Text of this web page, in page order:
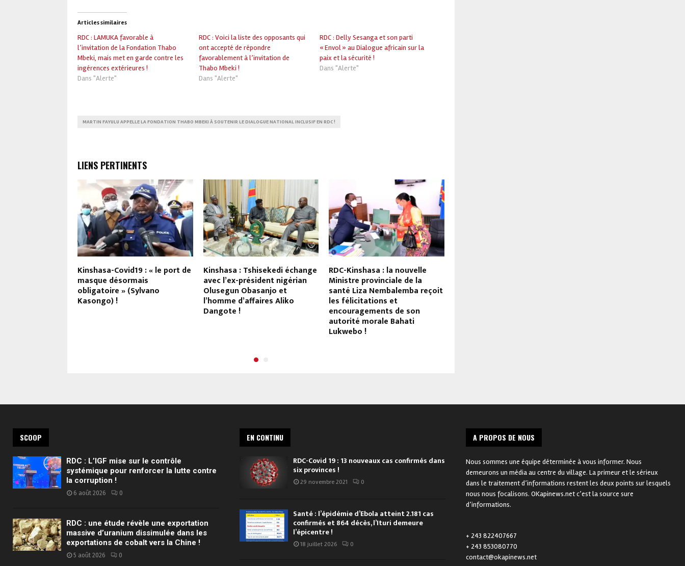
Articles similaires
RDC : LAMUKA favorable à
l’invitation de la Fondation Thabo
Mbeki, mais met en garde contre les
ingérences extérieures !
Dans "Alerte"
RDC : Voici la liste des opposants qui
ont accepté de répondre
favorablement à l’invitation de
Thabo Mbeki !
Dans "Alerte"
RDC : Delly Sesanga et son parti
« Envol » au Dialogue africain sur la
paix et la sécurité !
Dans "Alerte"
MARTIN FAYULU APPELLE LA FONDATION THABO MBEKI À SOUTENIR LE DIALOGUE NATIONAL INCLUSIF EN RDC !
LIENS PERTINENTS
Kinshasa-Covid19 : « le port de
masque désormais
obligatoire » (Sylvano
Kasongo) !
Kinshasa : Tshisekedi échange
avec l’ex-président nigérian
Olusegun Obasanjo et
l’homme d’affaires Aliko
Dangote !
RDC-Kinshasa : la nouvelle
Ministre provinciale de la
santé Liza Nembalemba reçoit
les félicitations et
encouragements de son
autorité morale Bahati
Lukwebo !
SCOOP
RDC : L’IGF mise sur le contrôle
systémique pour renforcer la lutte contre
la corruption !
6 août 2026 0
RDC : une étude révèle une exportation
massive d’uranium dissimulée dans les
exportations de cobalt vers la Chine !
5 août 2026 0
EN CONTINU
RDC-Covid 19 : 13 nouveaux cas confirmés dans
six provinces !
29 novembre 2021 0
Santé : l’épidémie d’Ebola atteint 2.181 cas
confirmés et 864 décès, l’Ituri demeure
l’épicentre !
18 juillet 2026 0
A PROPOS DE NOUS
Nous sommes une équipe déterminée à vous informer. Nous
demeurons un média au centre du village. La primeur et le sérieux
dans le traitement d’informations restent les deux points sur lesquels
nous nous focalisons. OKapinews.net c’est la source sure
d’informations.
+ 243 822407667
+ 243 853080770
contact@okapinews.net